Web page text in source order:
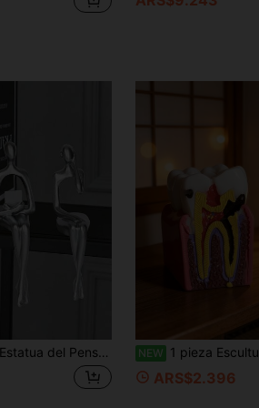
Estatua del Pensador Decorativa Plateada, Esculturas Decorativas Abstractas de Resina, Objetos Decorativos Modernos, Decoración de Escritorio, Decoración de Estantería Pequeña, Figuras Decorativas para el Hogar, Decoraciones para la Sala de Estar NEW 1 pieza Escultura de anatomía dental en rosa intenso y crema, diseño de sección transversal, adecuada para estantería de oficina o rincón de
ARS$2.396